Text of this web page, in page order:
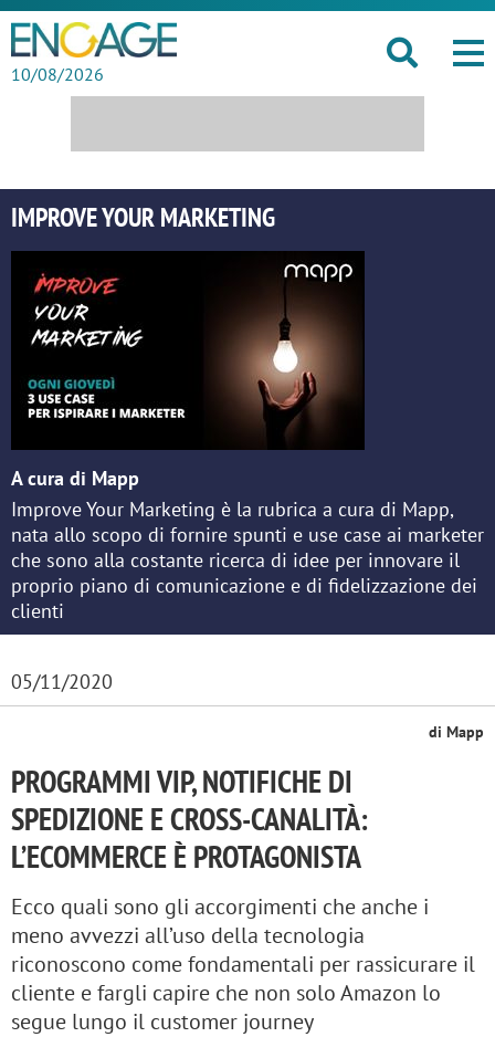
10/08/2026
IMPROVE YOUR MARKETING
A cura di Mapp
Improve Your Marketing è la rubrica a cura di Mapp,
nata allo scopo di fornire spunti e use case ai marketer
che sono alla costante ricerca di idee per innovare il
proprio piano di comunicazione e di fidelizzazione dei
clienti
05/11/2020
di Mapp
PROGRAMMI VIP, NOTIFICHE DI
SPEDIZIONE E CROSS-CANALITÀ:
L’ECOMMERCE È PROTAGONISTA
Ecco quali sono gli accorgimenti che anche i
meno avvezzi all’uso della tecnologia
riconoscono come fondamentali per rassicurare il
cliente e fargli capire che non solo Amazon lo
segue lungo il customer journey